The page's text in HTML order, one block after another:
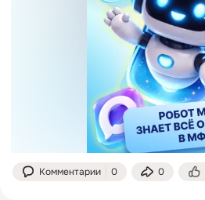
Комментарии 0 0